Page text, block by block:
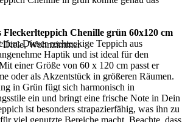
Diele, Wohnzimmer
Chenille grün 60x120 cm
Dieser rechteckige Teppich aus
Haptik und ist ideal für den
einer Größe von 60 x 120 cm passt er
oder als Akzentstück in größeren Räumen.
in Grün fügt sich harmonisch in
ein und bringt eine frische Note in Dein
ist besonders strapazierfähig, was ihn zu
viel genutzte Bereiche macht. Beachte, dass